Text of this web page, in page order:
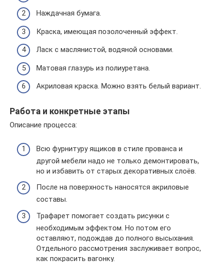
Наждачная бумага.
Краска, имеющая позолоченный эффект.
Ласк с маслянистой, водяной основами.
Матовая глазурь из полиуретана.
Акриловая краска. Можно взять белый вариант.
Работа и конкретные этапы
Описание процесса:
Всю фурнитуру ящиков в стиле прованса и
другой мебели надо не только демонтировать,
но и избавить от старых декоративных слоёв.
После на поверхность наносятся акриловые
составы.
Трафарет помогает создать рисунки с
необходимым эффектом. Но потом его
оставляют, подождав до полного высыхания.
Отдельного рассмотрения заслуживает вопрос,
как покрасить вагонку.